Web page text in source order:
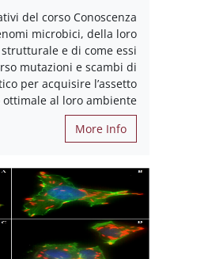
del corso Conoscenza
microbici, della loro
e di come essi
mutazioni e scambi di
per acquisire l’assetto
ottimale al loro ambiente.
More Info